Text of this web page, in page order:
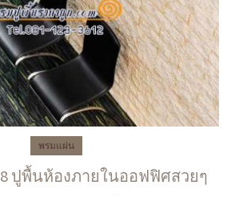
พรมแผ่น
ปูพื้นห้องภายในออฟฟิศสวยๆ